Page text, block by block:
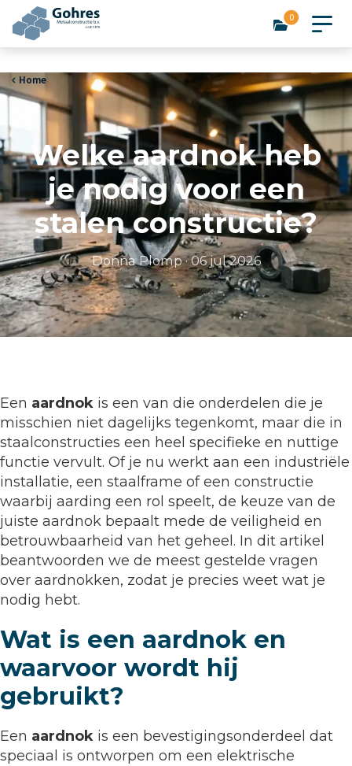
0
Home
Welke aardnok heb
je nodig voor een
stalen constructie?
Donna Plomp·06 jul 2026
Een aardnok is een van die onderdelen die je
misschien niet dagelijks tegenkomt, maar die in
staalconstructies een heel specifieke en nuttige
functie vervult. Of je nu werkt aan een industriële
installatie, een staalframe of een constructie
waarbij aarding een rol speelt, de keuze van de
juiste aardnok bepaalt mede de veiligheid en
betrouwbaarheid van het geheel. In dit artikel
beantwoorden we de meest gestelde vragen
over aardnokken, zodat je precies weet wat je
nodig hebt.
Wat is een aardnok en
waarvoor wordt hij
gebruikt?
Een aardnok is een bevestigingsonderdeel dat
speciaal is ontworpen om een elektrische